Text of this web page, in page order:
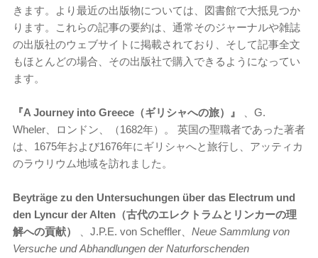
きます。より最近の出版物については、図書館で大抵見つか
ります。これらの記事の要約は、通常そのジャーナルや雑誌
の出版社のウェブサイトに掲載されており、そして記事全文
もほとんどの場合、その出版社で購入できるようになってい
ます。
『A Journey into Greece（ギリシャへの旅）』
、G.
Wheler、ロンドン、（1682年）。 英国の聖職者であった著者
は、1675年および1676年にギリシャへと旅行し、アッティカ
のラウリウム地域を訪れました。
Beyträge zu den Untersuchungen über das Electrum und
den Lyncur der Alten（古代のエレクトラムとリンカーの理
解への貢献）
、J.P.E. von Scheffler、 Neue Sammlung von
Versuche und Abhandlungen der Naturforschenden